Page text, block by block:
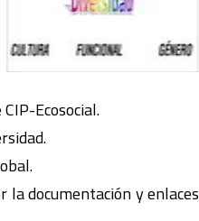
Ecosocial.
la documentación y enlaces